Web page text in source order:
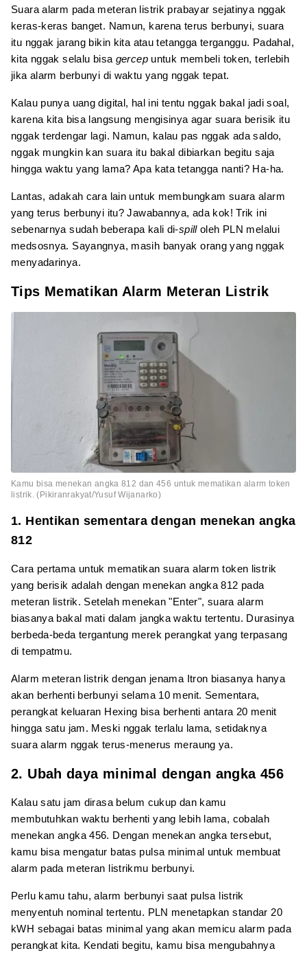
Suara alarm pada meteran listrik prabayar sejatinya nggak
keras-keras banget. Namun, karena terus berbunyi, suara
itu nggak jarang bikin kita atau tetangga terganggu. Padahal,
kita nggak selalu bisa gercepuntuk membeli token, terlebih
jika alarm berbunyi di waktu yang nggak tepat.
Kalau punya uang digital, hal ini tentu nggak bakal jadi soal,
karena kita bisa langsung mengisinya agar suara berisik itu
nggak terdengar lagi. Namun, kalau pas nggak ada saldo,
nggak mungkin kan suara itu bakal dibiarkan begitu saja
hingga waktu yang lama? Apa kata tetangga nanti? Ha-ha.
Lantas, adakah cara lain untuk membungkam suara alarm
yang terus berbunyi itu? Jawabannya, ada kok! Trik ini
sebenarnya sudah beberapa kali di-spilloleh PLN melalui
medsosnya. Sayangnya, masih banyak orang yang nggak
menyadarinya.
Tips Mematikan Alarm Meteran Listrik
Kamu bisa menekan angka 812 dan 456 untuk mematikan alarm token
listrik. (Pikiranrakyat/Yusuf Wijanarko)
1. Hentikan sementara dengan menekan angka
812
Cara pertama untuk mematikan suara alarm token listrik
yang berisik adalah dengan menekan angka 812 pada
meteran listrik. Setelah menekan "Enter", suara alarm
biasanya bakal mati dalam jangka waktu tertentu. Durasinya
berbeda-beda tergantung merek perangkat yang terpasang
di tempatmu.
Alarm meteran listrik dengan jenama Itron biasanya hanya
akan berhenti berbunyi selama 10 menit. Sementara,
perangkat keluaran Hexing bisa berhenti antara 20 menit
hingga satu jam. Meski nggak terlalu lama, setidaknya
suara alarm nggak terus-menerus meraung ya.
2. Ubah daya minimal dengan angka 456
Kalau satu jam dirasa belum cukup dan kamu
membutuhkan waktu berhenti yang lebih lama, cobalah
menekan angka 456. Dengan menekan angka tersebut,
kamu bisa mengatur batas pulsa minimal untuk membuat
alarm pada meteran listrikmu berbunyi.
Perlu kamu tahu, alarm berbunyi saat pulsa listrik
menyentuh nominal tertentu. PLN menetapkan standar 20
kWH sebagai batas minimal yang akan memicu alarm pada
perangkat kita. Kendati begitu, kamu bisa mengubahnya